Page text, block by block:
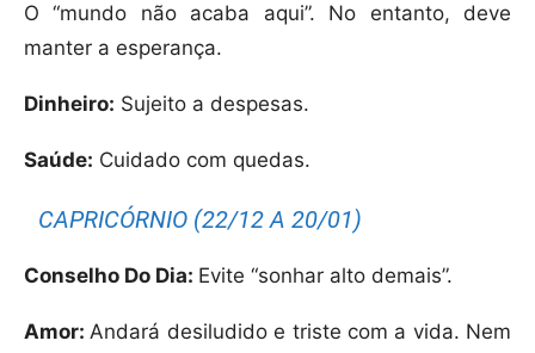
O “mundo não acaba aqui”. No entanto, deve
manter a esperança.
Dinheiro: Sujeito a despesas.
Saúde: Cuidado com quedas.
CAPRICÓRNIO (22/12 A 20/01)
Conselho Do Dia: Evite “sonhar alto demais”.
Amor:Andará desiludido e triste com a vida. Nem